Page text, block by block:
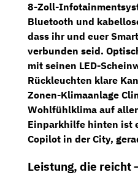
8-Zoll-
Bluetooth und
dass ihr und euer
verbunden seid.
mit seinen LED-
Rückleuchten klare
Zonen-Klimaanlage
Wohlfühlklima auf
Einparkhilfe hinten ist
Copilot in der City,
Leistung, die reicht